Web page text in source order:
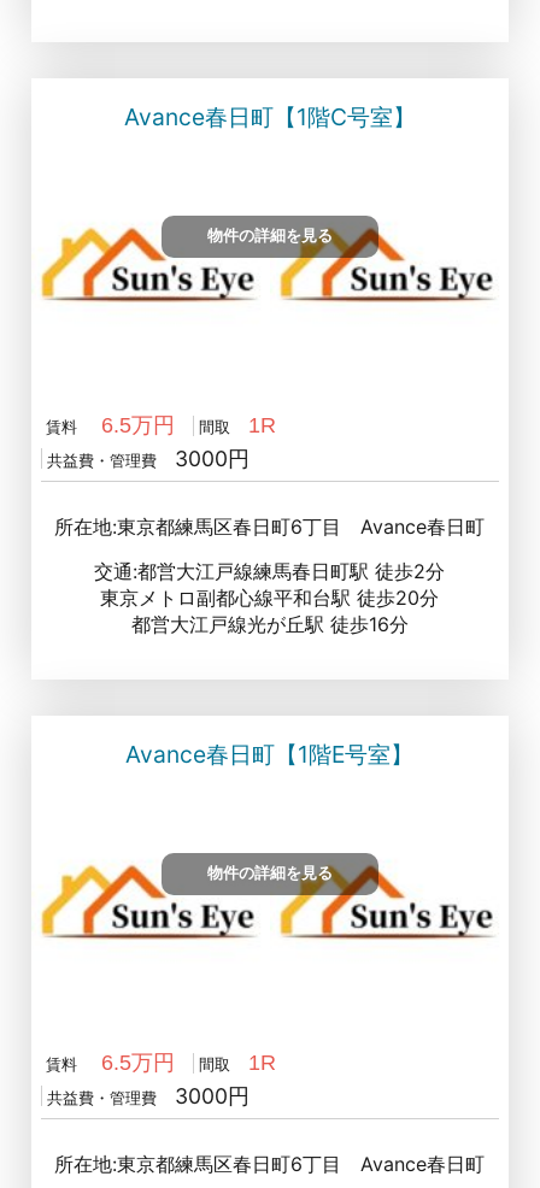
Avance春日町【1階C号室】
物件の詳細を見る
賃料 6.5万円 間取 1R
共益費・管理費 3000円
所在地:東京都練馬区春日町6丁目 Avance春日町
交通:都営大江戸線練馬春日町駅 徒歩2分
東京メトロ副都心線平和台駅 徒歩20分
都営大江戸線光が丘駅 徒歩16分
Avance春日町【1階E号室】
物件の詳細を見る
賃料 6.5万円 間取 1R
共益費・管理費 3000円
所在地:東京都練馬区春日町6丁目 Avance春日町